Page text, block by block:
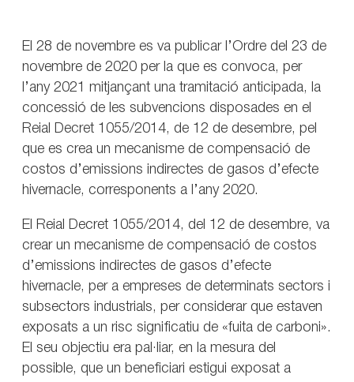
El 28 de novembre es va publicar l’Ordre del 23 de
novembre de 2020 per la que es convoca, per
l’any 2021 mitjançant una tramitació anticipada, la
concessió de les subvencions disposades en el
Reial Decret 1055/2014, de 12 de desembre, pel
que es crea un mecanisme de compensació de
costos d’emissions indirectes de gasos d’efecte
hivernacle, corresponents a l’any 2020.
El Reial Decret 1055/2014, del 12 de desembre, va
crear un mecanisme de compensació de costos
d’emissions indirectes de gasos d’efecte
hivernacle, per a empreses de determinats sectors i
subsectors industrials, per considerar que estaven
exposats a un risc significatiu de «fuita de carboni».
El seu objectiu era pal·liar, en la mesura del
possible, que un beneficiari estigui exposat a